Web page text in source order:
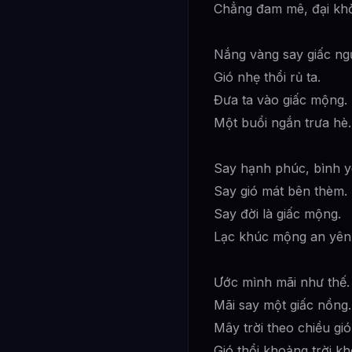
Chẳng đam mê, đại
Nắng vàng say giấc
Gió nhẹ thổi rủ ta.
Đưa ta vào giấc mộng.
Một buổi ngắn trưa hè.
Say hạnh phúc, bình
Say gió mát bên thèm.
Say đời là giấc mộng.
Lạc khúc mộng an
Ước mình mãi như thế.
Mãi say một giấc nồng.
Mây trời theo chiều